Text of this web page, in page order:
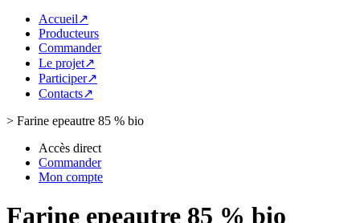
Accueil↗
Producteurs
Commander
Le projet↗
Participer↗
Contacts↗
> Farine epeautre 85 % bio
Accès direct
Commander
Mon compte
Farine epeautre 85 % bio